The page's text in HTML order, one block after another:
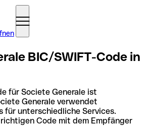
BIC/SWIFT-Code in
für Societe Generale ist
Generale verwendet
für unterschiedliche Services.
Code mit dem Empfänger